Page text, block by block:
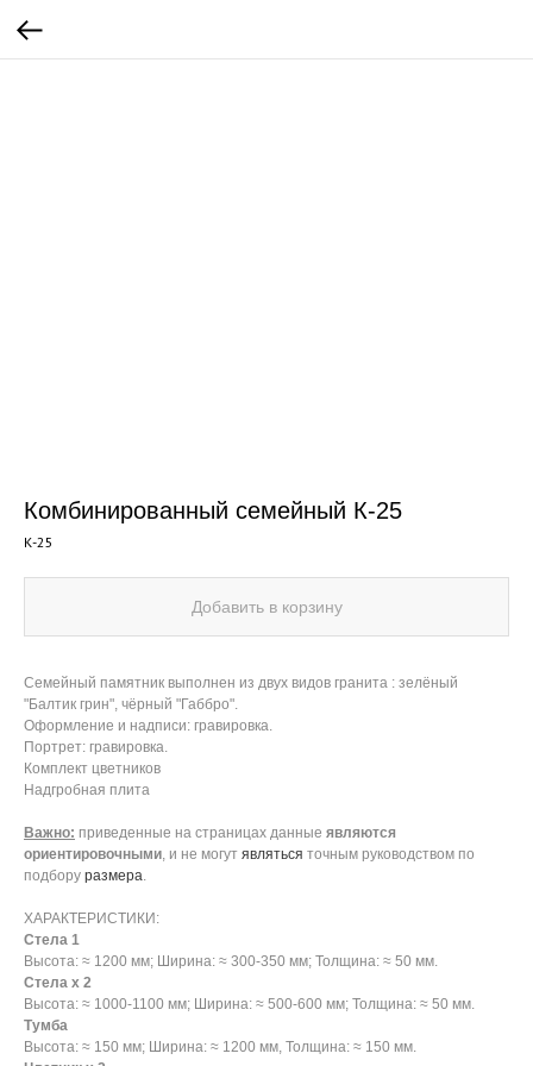
Комбинированный семейный К-25
К-25
Добавить в корзину
Семейный памятник выполнен из двух видов гранита : зелёный
"Балтик грин", чёрный "Габбро".
Оформление и надписи: гравировка.
Портрет: гравировка.
Комплект цветников
Надгробная плита
Важно: приведенные на страницах данные являются
ориентировочными, и не могут являться точным руководством по
подбору размера.
ХАРАКТЕРИСТИКИ:
Стела 1
Высота: ≈ 1200 мм; Ширина: ≈ 300-350 мм; Толщина: ≈ 50 мм.
Стела х 2
Высота: ≈ 1000-1100 мм; Ширина: ≈ 500-600 мм; Толщина: ≈ 50 мм.
Тумба
Высота: ≈ 150 мм; Ширина: ≈ 1200 мм, Толщина: ≈ 150 мм.